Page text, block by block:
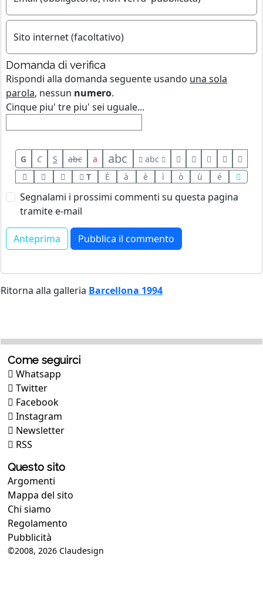
Sito internet (facoltativo)
Domanda di verifica
Rispondi alla domanda seguente usando una sola
parola, nessun numero.
Cinque piu' tre piu' sei uguale...
G C S abc a abc
abc
T
È à è ì ò ù é
Segnalami i prossimi commenti su questa pagina
tramite e-mail
Ritorna alla galleria Barcellona 1994
Come seguirci
Whatsapp
Twitter
Facebook
Instagram
Newsletter
RSS
Questo sito
Argomenti
Mappa del sito
Chi siamo
Regolamento
Pubblicità
©2008, 2026 Claudesign